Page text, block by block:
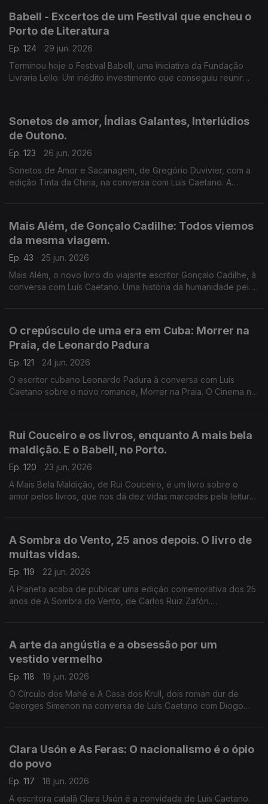
Babell - Excertos de um Festival que encheu o
Porto de Literatura
Ep. 124
29 jun. 2026
Terminou hoje o Festival Babell, uma iniciativa da Fundação
Livraria Lello. Um inédito investimento que conseguiu reunir
Conceição Evaristo, Milton Hatoum e Héctor Abad Faciolince.
Sonetos de amor, Índias Galantes, Interlúdios
de Outono.
Ep. 123
26 jun. 2026
Sonetos de Amor e Sacanagem, de Gregório Duvivier, com a
edição Tinta da China, na conversa com Luís Caetano. A
Mais Além, de Gonçalo Cadilhe: Todos viemos
da mesma viagem.
Ep. 43
25 jun. 2026
Mais Além, o novo livro do viajante escritor Gonçalo Cadilhe, à
conversa com Luís Caetano. Uma história da humanidade pela
O crepúsculo de uma era em Cuba: Morrer na
Praia, de Leonardo Padura
Ep. 121
24 jun. 2026
O escritor cubano Leonardo Padura à conversa com Luís
Caetano sobre o novo romance, Morrer na Praia. O Cinema n'A
Rui Couceiro e os livros, enquanto A mais bela
maldição. E o Babell, no Porto.
Ep. 120
23 jun. 2026
A Mais Bela Maldição, de Rui Couceiro, é um livro sobre o
amor pelos livros, que nos dá dez vidas marcadas pela leitura
Caetano, fala-se também do Festival Babell, que começa esta
quarta-feita no Porto, o maior investimento de sempre no
nosso país num evento literário, iniciativa da Livraria Lello.
A Sombra do Vento, 25 anos depois. O livro de
muitas vidas.
Ep. 119
22 jun. 2026
A Planeta acaba de publicar uma edição comemorativa dos 25
anos de A Sombra do Vento, de Carlos Ruiz Zafón.
das Ciências, em Lisboa.
A arte da angústia e a obsessão por um
vestido vermelho
Ep. 118
19 jun. 2026
O Círculo dos Mahé e A Casa dos Krull, dois roman dur de
Georges Simenon na conversa de Luís Caetano com Diogo
Clara Usón e As Feras: O nacionalismo é o ópio
do povo
Ep. 117
18 jun. 2026
A escritora catalã Clara Usón é a convidada de Luís Caetano.